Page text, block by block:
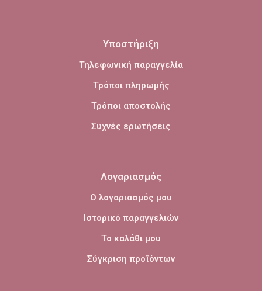
Υποστήριξη
Τηλεφωνική παραγγελία
Τρόποι πληρωμής
Τρόποι αποστολής
Συχνές ερωτήσεις
Λογαριασμός
Ο λογαριασμός μου
Ιστορικό παραγγελιών
Το καλάθι μου
Σύγκριση προϊόντων